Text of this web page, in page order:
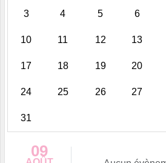
3 4 5 6
10 11 12 13
17 18 19 20
24 25 26 27
31
09